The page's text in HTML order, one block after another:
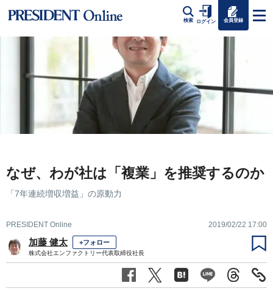
検索 ログイン 会員登録
なぜ、わが社は「複業」を推奨するのか
「7年連続増収増益」の原動力
PRESIDENT Online 2019/02/22 17:00
加藤 健太 +フォロー
株式会社エンファクトリー代表取締役社長